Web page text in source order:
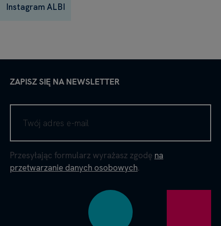
Instagram ALBI
ZAPISZ SIĘ NA NEWSLETTER
Przesyłając formularz wyrażasz zgodę na
przetwarzanie danych osobowych.